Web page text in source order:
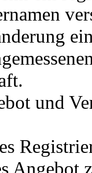
und
Angebot